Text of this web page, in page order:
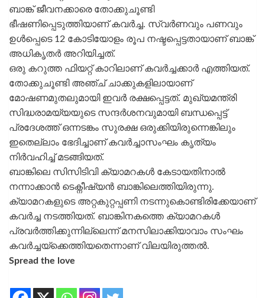
ബാങ്ക് ജീവനക്കാരെ തോക്കുചൂണ്ടി
ഭീഷണിപ്പെടുത്തിയാണ് കവർച്ച. സ്വർണവും പണവും
ഉൾപ്പെടെ 12 കോടിയോളം രൂപ നഷ്ടപ്പെട്ടതായാണ് ബാങ്ക്
അധികൃതർ അറിയിച്ചത്.
ഒരു കറുത്ത ഫിയറ്റ് കാറിലാണ് കവർച്ചക്കാർ എത്തിയത്.
തോക്കുചൂണ്ടി അഞ്ച് ചാക്കുകളിലായാണ്
മോഷണമുതലുമായി ഇവർ രക്ഷപ്പെട്ടത്. മുഖ്യമന്ത്രി
സിദ്ധരാമയ്യയുടെ സന്ദർശനവുമായി ബന്ധപ്പെട്ട്
പ്രദേശത്ത് ഒന്നടങ്കം സുരക്ഷ ഒരുക്കിയിരുന്നെങ്കിലും
ഇതെല്ലാം ഭേദിച്ചാണ് കവർച്ചാസംഘം കൃത്യം
നിർവഹിച്ച് മടങ്ങിയത്.
ബാങ്കിലെ സിസിടിവി ക്യാമറകൾ കേടായതിനാൽ
നന്നാക്കാൻ ടെക്നീഷ്യൻ ബാങ്കിലെത്തിയിരുന്നു.
ക്യാമറകളുടെ അറ്റകുറ്റപ്പണി നടന്നുകൊണ്ടിരിക്കേയാണ്
കവർച്ച നടത്തിയത്. ബാങ്കിനകത്തെ ക്യാമറകൾ
പ്രവർത്തിക്കുന്നില്ലെന്ന് മനസിലാക്കിയാവാം സംഘം
കവർച്ചയ്ക്കെത്തിയതെന്നാണ് വിലയിരുത്തൽ.
Spread the love